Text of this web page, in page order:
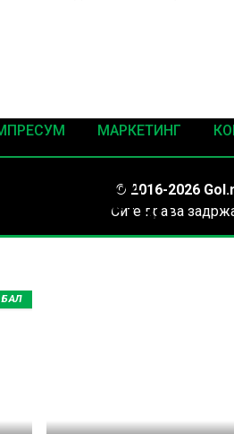
вести од
ПРВЕНСТВО
МАРКЕТИНГ
© 2016-2026
Сите права
употреба на текстови,